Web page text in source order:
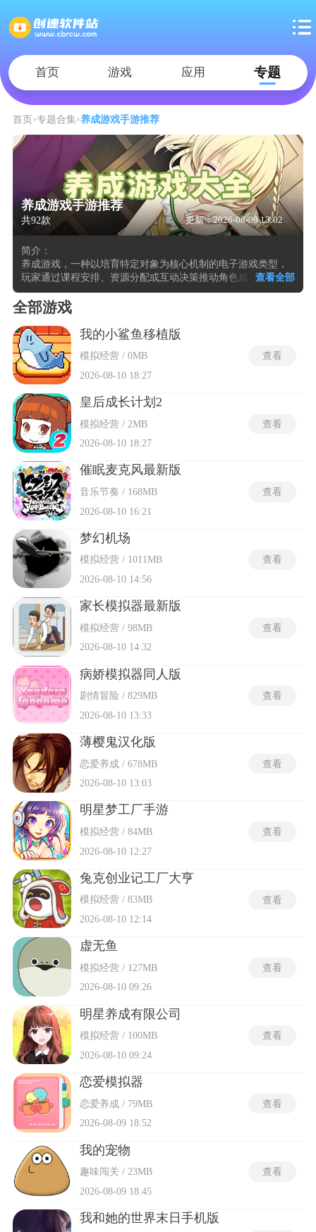
首页 游戏 应用 专题
首页 专题合集 养成游戏手游推荐
养成游戏手游推荐
共92款 更新：2026-08-09 13:02
简介：
养成游戏，一种以培育特定对象为核心机制的电子游戏类型，
玩家通过课程安排、资源分配或互动决策推动角色成长，最终
依据数值判定多元结局。其核心魅力在于模拟真实培育过程，
涵盖人物、宠物、明星等对象，代表作包括《美少女梦工厂》
系列、《明星志愿》系列及《模拟人生》。这类游戏强调长期
投入与策略规划，玩家需平衡属性提升与事件应对，以实现个
性化发展路径。
查看全部
全部游戏
我的小鲨鱼移植版
模拟经营 / 0MB
2026-08-10 18:27
查看
皇后成长计划2
模拟经营 / 2MB
2026-08-10 18:27
查看
催眠麦克风最新版
音乐节奏 / 168MB
2026-08-10 16:21
查看
梦幻机场
模拟经营 / 1011MB
2026-08-10 14:56
查看
家长模拟器最新版
模拟经营 / 98MB
2026-08-10 14:32
查看
病娇模拟器同人版
剧情冒险 / 829MB
2026-08-10 13:33
查看
薄樱鬼汉化版
恋爱养成 / 678MB
2026-08-10 13:03
查看
明星梦工厂手游
模拟经营 / 84MB
2026-08-10 12:27
查看
兔克创业记工厂大亨
模拟经营 / 83MB
2026-08-10 12:14
查看
虚无鱼
模拟经营 / 127MB
2026-08-10 09:26
查看
明星养成有限公司
模拟经营 / 100MB
2026-08-10 09:24
查看
恋爱模拟器
恋爱养成 / 79MB
2026-08-09 18:52
查看
我的宠物
趣味闯关 / 23MB
2026-08-09 18:45
查看
我和她的世界末日手机版